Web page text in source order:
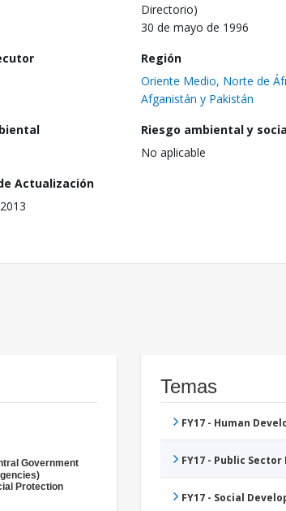
Directorio)
30 de mayo de 1996
Región
Oriente Medio, Norte de
Afganistán y Pakistán
Riesgo ambiental y
No aplicable
Actualización
Government
Protection
Temas
FY17 - Human
FY17 - Public
FY17 - Social